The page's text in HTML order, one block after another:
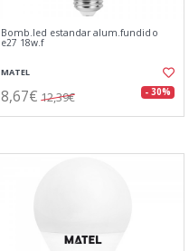
Bomb.led estandar alum.fundido
e27 18w.f
MATEL
8,67€ 12,39€ - 30%